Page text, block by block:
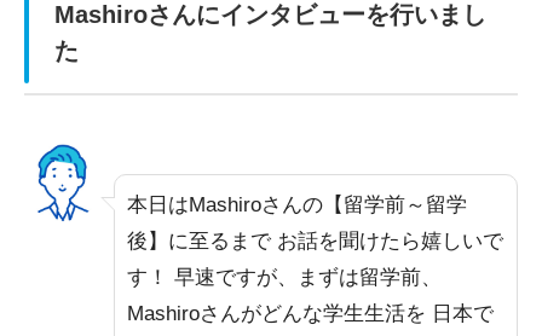
Mashiroさんにインタビューを行いまし
た
本日はMashiroさんの【留学前～留学
後】に至るまで お話を聞けたら嬉しいで
す！ 早速ですが、まずは留学前、
Mashiroさんがどんな学生生活を 日本で